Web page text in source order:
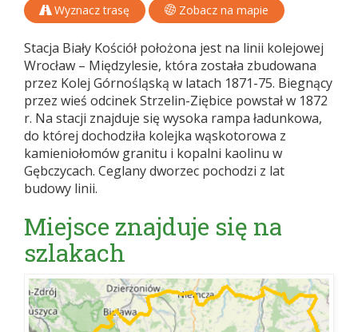
Wyznacz trasę Zobacz na mapie
Stacja Biały Kościół położona jest na linii kolejowej
Wrocław – Międzylesie, która została zbudowana
przez Kolej Górnośląską w latach 1871-75. Biegnący
przez wieś odcinek Strzelin-Ziębice powstał w 1872
r. Na stacji znajduje się wysoka rampa ładunkowa,
do której dochodziła kolejka wąskotorowa z
kamieniołomów granitu i kopalni kaolinu w
Gębczycach. Ceglany dworzec pochodzi z lat
budowy linii.
Miejsce znajduje się na
szlakach